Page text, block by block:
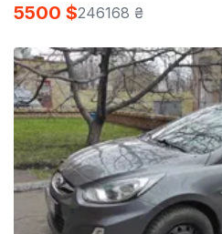
5500 $246168 ₴